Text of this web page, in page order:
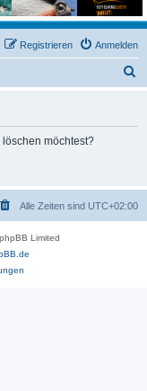
Anmelden
Registrieren
möchtest?
Alle Zeiten sind UTC+02:00
Limited